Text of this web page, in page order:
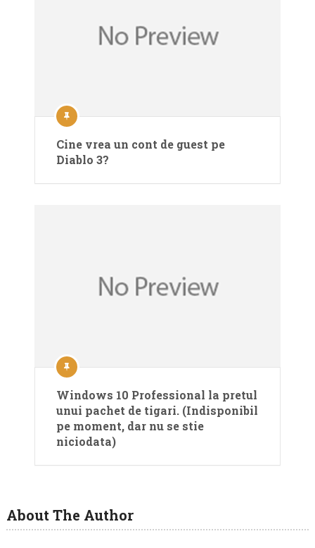
Cine vrea un cont de guest pe
Diablo 3?
Windows 10 Professional la pretul
unui pachet de tigari. (Indisponibil
pe moment, dar nu se stie
niciodata)
About The Author